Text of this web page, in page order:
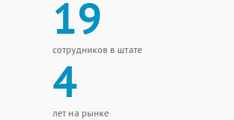
19
сотрудников в штате
4
лет на рынке